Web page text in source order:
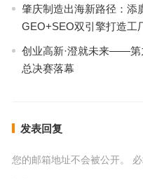
肇庆制造出海新路径：添
GEO+SEO双引擎打造工
创业高新·澄就未来——第
总决赛落幕
发表回复
您的邮箱地址不会被公开。